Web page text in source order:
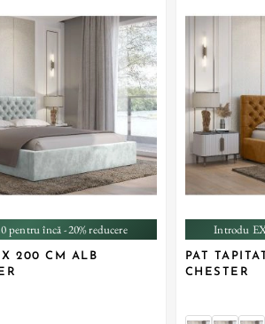
încă -20% reducere
X 200 CM ALB
Introdu
PAT
CHESTER